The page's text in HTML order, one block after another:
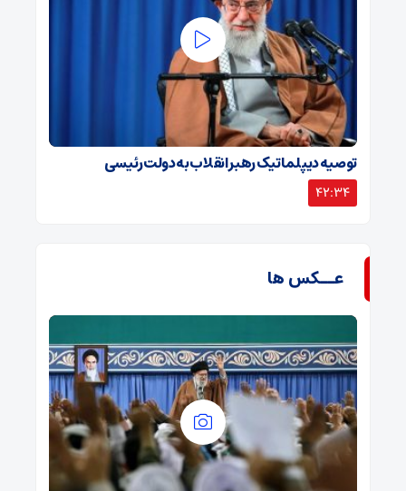
توصیه دیپلماتیک رهبر انقلاب به دولت رئیسی
42:34
عــکس ها